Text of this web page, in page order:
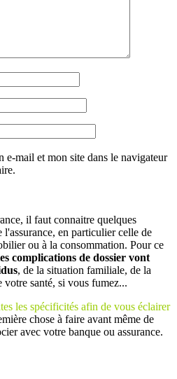
e-mail et mon site dans le navigateur
il faut connaitre quelques
en particulier celle de
ou à la consommation. Pour ce
complications de dossier vont
, de la situation familiale, de la
santé, si vous fumez...
les spécificités afin de vous éclairer
chose à faire avant même de
avec votre banque ou assurance.